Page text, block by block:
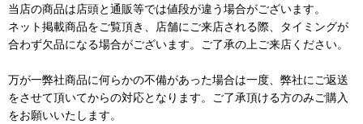
当店の商品は店頭と通販等では値段が違う場合がございます。
ネット掲載商品をご覧頂き、店舗にご来店される際、タイミングが
合わず欠品になる場合がございます。ご了承の上ご来店ください。
万が一弊社商品に何らかの不備があった場合は一度、弊社にご返送
をさせて頂いてからの対応となります。ご了承頂ける方のみご購入
をお願いいたします。